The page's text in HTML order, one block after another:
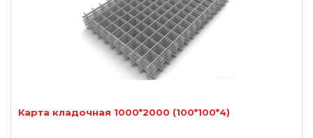
Карта кладочная 1000*2000 (100*100*4)